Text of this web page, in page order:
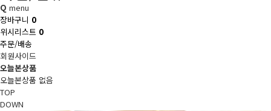
Q menu
장바구니 0
위시리스트 0
주문/배송
회원사이드
오늘본상품
오늘본상품 없음
TOP
DOWN